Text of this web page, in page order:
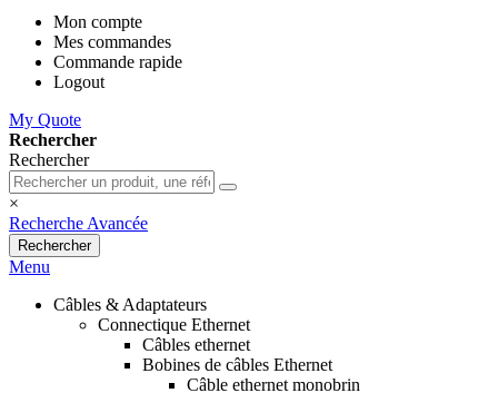
Mon compte
Mes commandes
Commande rapide
Logout
My Quote
Rechercher
Rechercher
×
Recherche Avancée
Rechercher
Menu
Câbles & Adaptateurs
Connectique Ethernet
Câbles ethernet
Bobines de câbles Ethernet
Câble ethernet monobrin